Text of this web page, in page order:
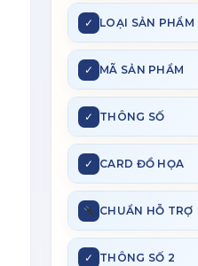
✓ LOẠI SẢN PHẨM
✓ MÃ SẢN PHẨM
✓ THÔNG SỐ
✓ CARD ĐỒ HỌA
CHUẨN HỖ TRỢ
✓ THÔNG SỐ 2